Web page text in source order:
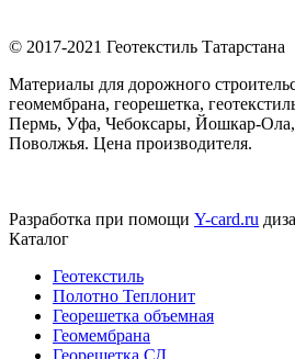
© 2017-2021 Геотекстиль Татарстана
Материалы для дорожного
геомембрана, георешетка,
Пермь, Уфа, Чебоксары, Йошкар-Ола,
Поволжья. Цена производителя.
Разработка при помощи Y-card.ru
Каталог
Геотекстиль
Полотно Теплонит
Георешетка объемная
Геомембрана
Георешетка СД